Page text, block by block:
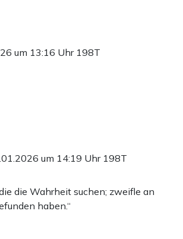
um 13:16 Uhr 198T
um 14:19 Uhr 198T
die Wahrheit suchen; zweifle an
haben.“